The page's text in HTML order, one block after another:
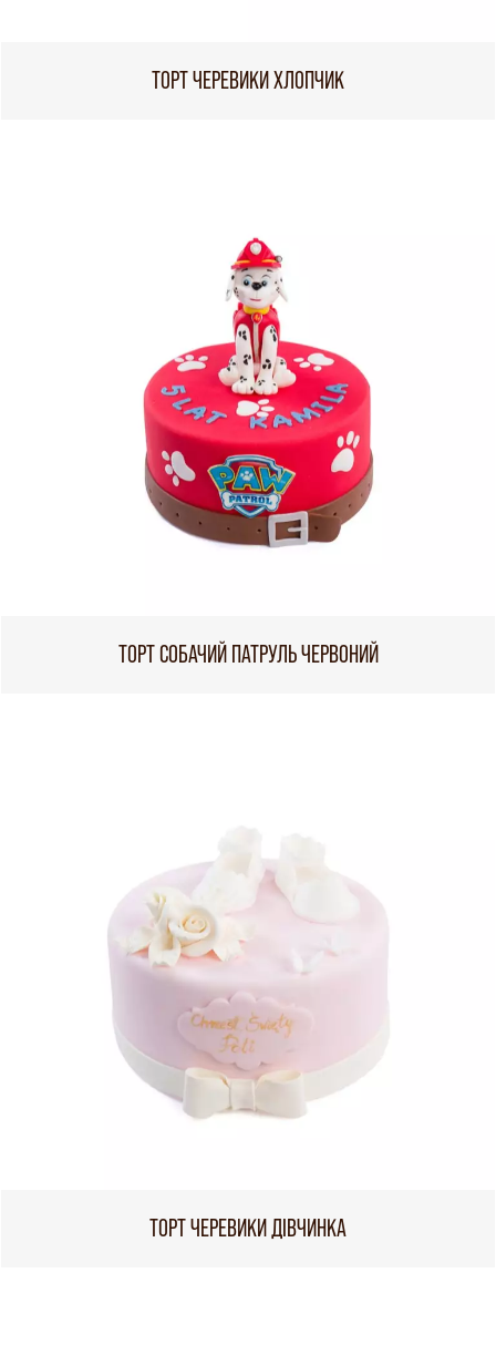
ТОРТ ЧЕРЕВИКИ ХЛОПЧИК
ТОРТ СОБАЧИЙ ПАТРУЛЬ ЧЕРВОНИЙ
ТОРТ ЧЕРЕВИКИ ДІВЧИНКА